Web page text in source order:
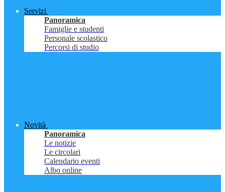
Servizi
Panoramica
Famiglie e studenti
Personale scolastico
Percorsi di studio
Novità
Panoramica
Le notizie
Le circolari
Calendario eventi
Albo online